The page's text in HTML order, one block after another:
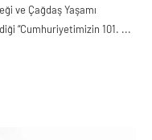
ve Çağdaş Yaşamı
“Cumhuriyetimizin 101. ...